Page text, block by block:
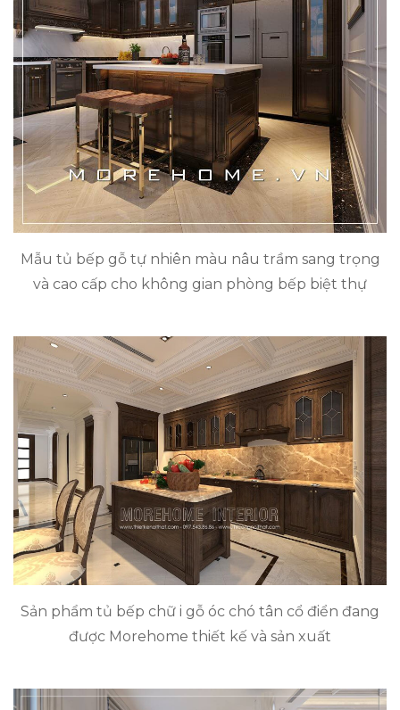
Mẫu tủ bếp gỗ tự nhiên màu nâu trầm sang trọng
và cao cấp cho không gian phòng bếp biệt thự
Sản phẩm tủ bếp chữ i gỗ óc chó tân cổ điển đang
được Morehome thiết kế và sản xuất